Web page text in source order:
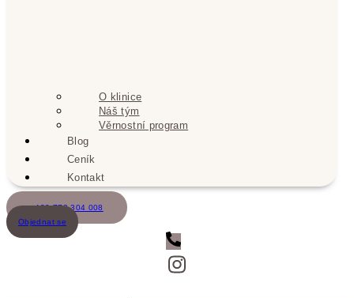
O klinice
Náš tým
Věrnostní program
Blog
Ceník
Kontakt
+420 773 304 008
Objednat se